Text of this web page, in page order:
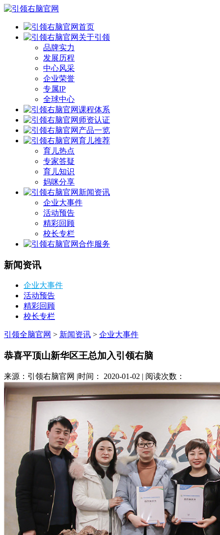
首页
关于引领
品牌实力
发展历程
中心风采
企业荣誉
专属IP
全球中心
课程体系
师资认证
产品一览
育儿推荐
育儿热点
专家答疑
育儿知识
妈咪分享
新闻资讯
企业大事件
活动预告
精彩回顾
校长专栏
合作服务
新闻资讯
企业大事件
活动预告
精彩回顾
校长专栏
引领全脑官网 > 新闻资讯 > 企业大事件
恭喜平顶山新华区王总加入引领右脑
来源：引领右脑官网 |时间： 2020-01-02 | 阅读次数：